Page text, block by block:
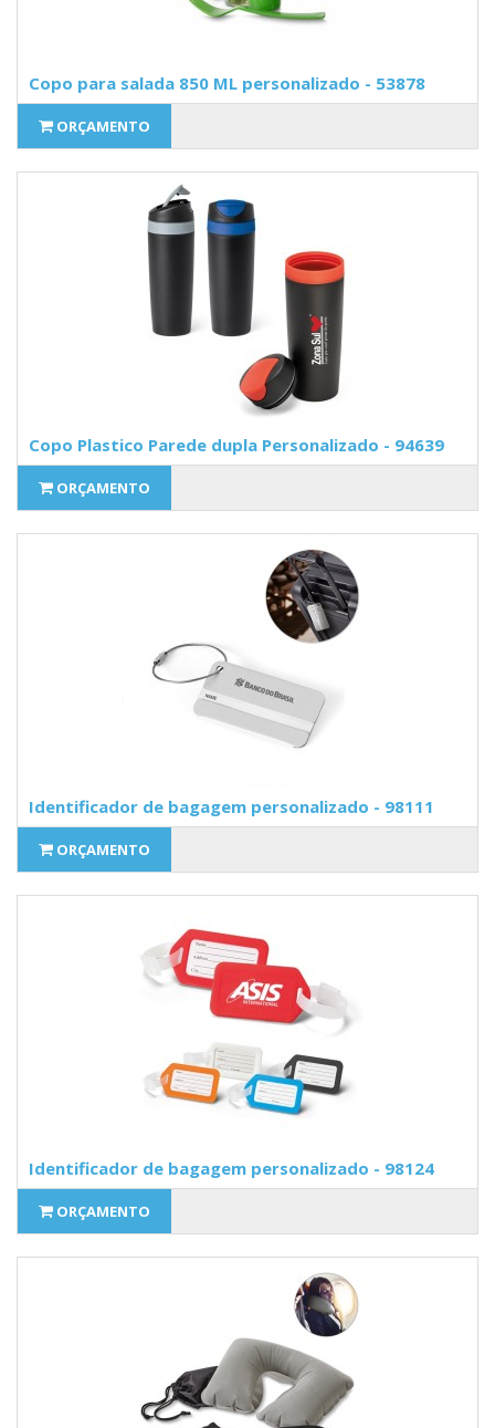
Copo para salada 850 ML personalizado - 53878
ORÇAMENTO
Copo Plastico Parede dupla Personalizado - 94639
ORÇAMENTO
Identificador de bagagem personalizado - 98111
ORÇAMENTO
Identificador de bagagem personalizado - 98124
ORÇAMENTO